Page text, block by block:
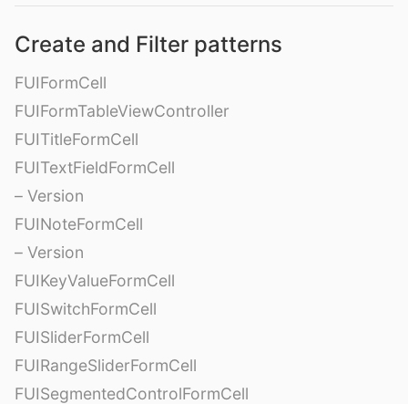
Create and Filter patterns
FUIFormCell
FUIFormTableViewController
FUITitleFormCell
FUITextFieldFormCell
– Version
FUINoteFormCell
– Version
FUIKeyValueFormCell
FUISwitchFormCell
FUISliderFormCell
FUIRangeSliderFormCell
FUISegmentedControlFormCell